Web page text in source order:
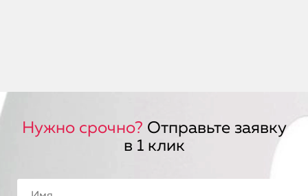
Нужно срочно? Отправьте заявку
в 1 клик